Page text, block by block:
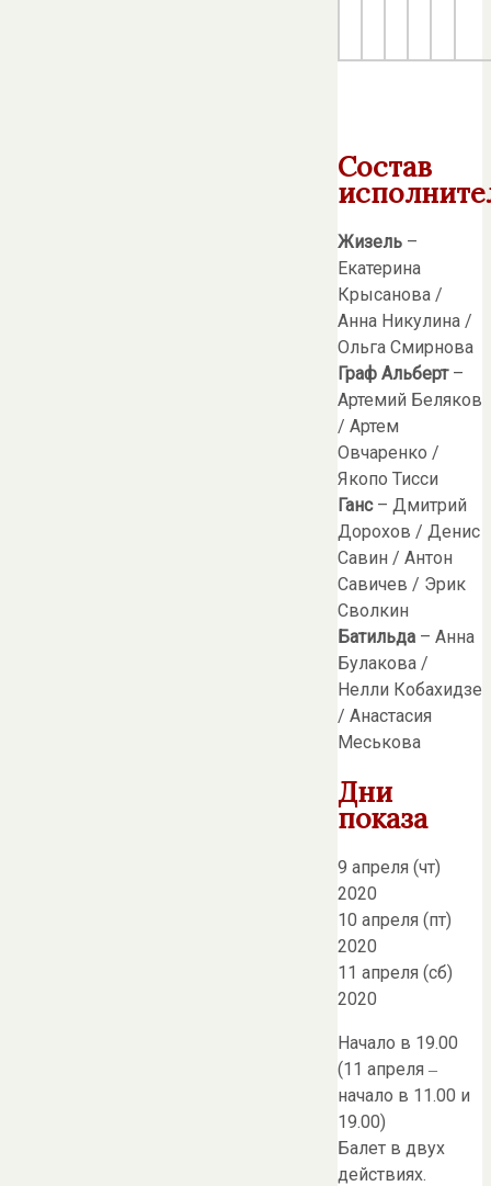
Состав
Жизель –
Екатерина
Крысанова /
Анна Никулина /
Ольга Смирнова
Граф Альберт–
Артемий Беляков
/ Артем
Овчаренко /
Якопо Тисси
Ганс – Дмитрий
Дорохов / Денис
Савин / Антон
Савичев / Эрик
Сволкин
Батильда – Анна
Булакова /
Нелли Кобахидзе
/ Анастасия
Меськова
Дни
показа
9 апреля (чт)
2020
10 апреля (пт)
2020
11 апреля (сб)
2020
Начало в 19.00
(11 апреля ‒
начало в 11.00 и
19.00)
Балет в двух
действиях.